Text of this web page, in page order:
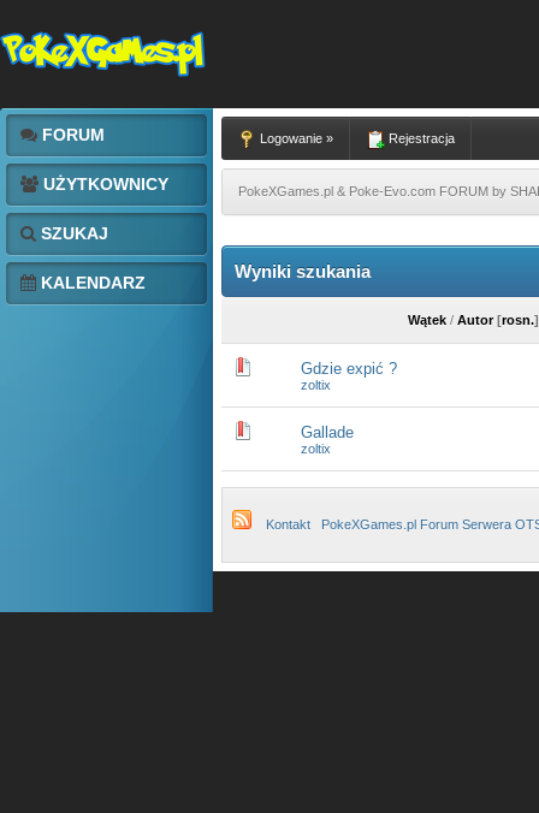
FORUM
UŻYTKOWNICY
SZUKAJ
KALENDARZ
Logowanie » Rejestracja
PokeXGames.pl & Poke-Evo.com FORUM by
Wyniki szukania
Wątek / Autor [rosn.]
Gdzie expić ?
zoltix
Gallade
zoltix
Kontakt PokeXGames.pl Forum Serwera